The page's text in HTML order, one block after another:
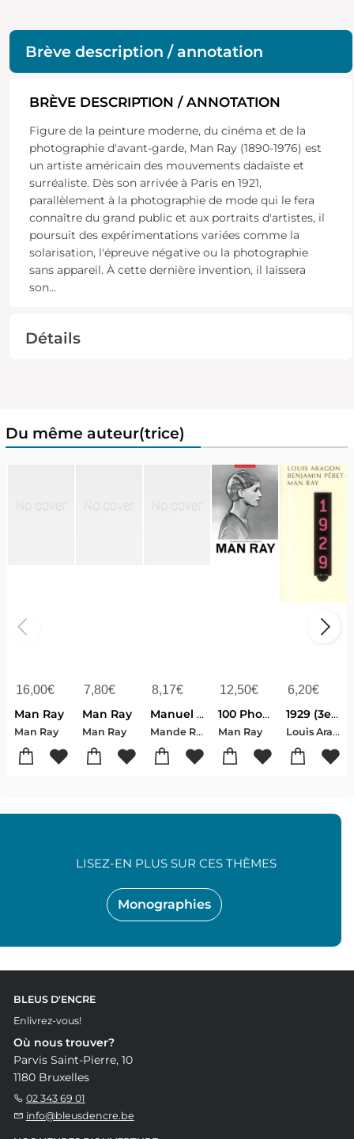
Brève description / annotation
BRÈVE DESCRIPTION / ANNOTATION
Figure de la peinture moderne, du cinéma et de la
photographie d'avant-garde, Man Ray (1890-1976) est
un artiste américain des mouvements dadaïste et
surréaliste. Dès son arrivée à Paris en 1921,
parallèlement à la photographie de mode qui le fera
connaître du grand public et aux portraits d'artistes, il
poursuit des expérimentations variées comme la
solarisation, l'épreuve négative ou la photographie
sans appareil. À cette dernière invention, il laissera
son...
Détails
Du même auteur(trice)
16,00€
Man Ray
Man Ray
7,80€
Man Ray
Man Ray
8,17€
Manuel Prat Vaccinat Bcg
Mande Raymond
12,50€
100 Photos De Man Ray Pour La Liberte De La Presse
Man Ray
6,20€
1929 (3e Edition)
Louis Aragon-Man Ray-Benjamin Peret
Monographies
LISEZ-EN PLUS SUR CES THÈMES
BLEUS D'ENCRE
Enlivrez-vous!
Où nous trouver?
Parvis Saint-Pierre, 10
1180 Bruxelles
02 343 69 01
info@bleusdencre.be